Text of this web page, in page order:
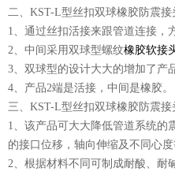
二、KST-L型丝扣双球橡胶防震接
1、通过丝扣活接来跟管道连接，
2、中间采用双球型螺纹橡胶软接
3、双球型的设计大大的增加了产
4、产品2端是活接，中间是橡胶。
三、KST-L型丝扣双球橡胶防震接
1、该产品可大大降低管道系统的
的接口位移，轴向伸缩及不同心度
2、根据材料不同可制成耐酸、耐